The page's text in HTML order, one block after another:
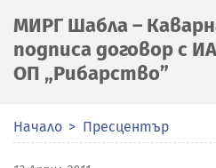
МИРГ Шабла –
подписа договор с
ОП „Рибарство”
Начало Пресцентър